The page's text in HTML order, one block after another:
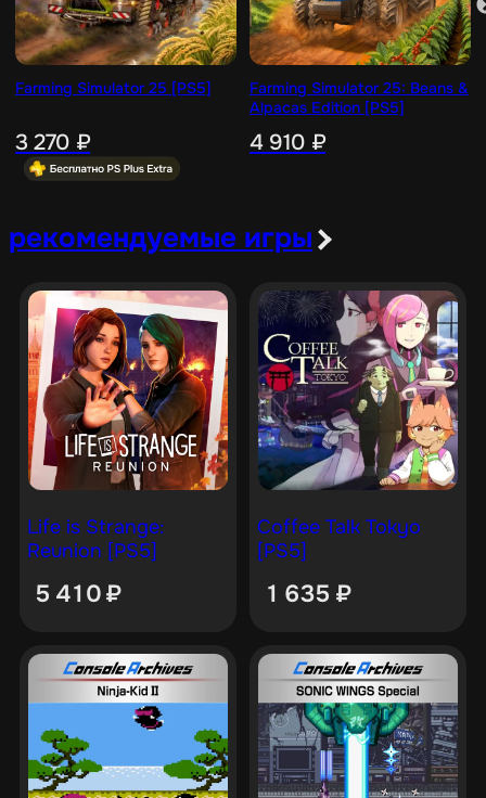
Farming Simulator 25 [PS5]
3 270 ₽
Farming Simulator 25: Beans &
Alpacas Edition [PS5]
4 910 ₽
рекомендуемые игры
Life is Strange:
Reunion [PS5]
5 410₽
Coffee Talk Tokyo
[PS5]
1 635 ₽